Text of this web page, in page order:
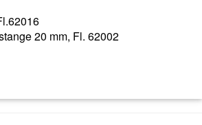
20 mm, Fl. 62002